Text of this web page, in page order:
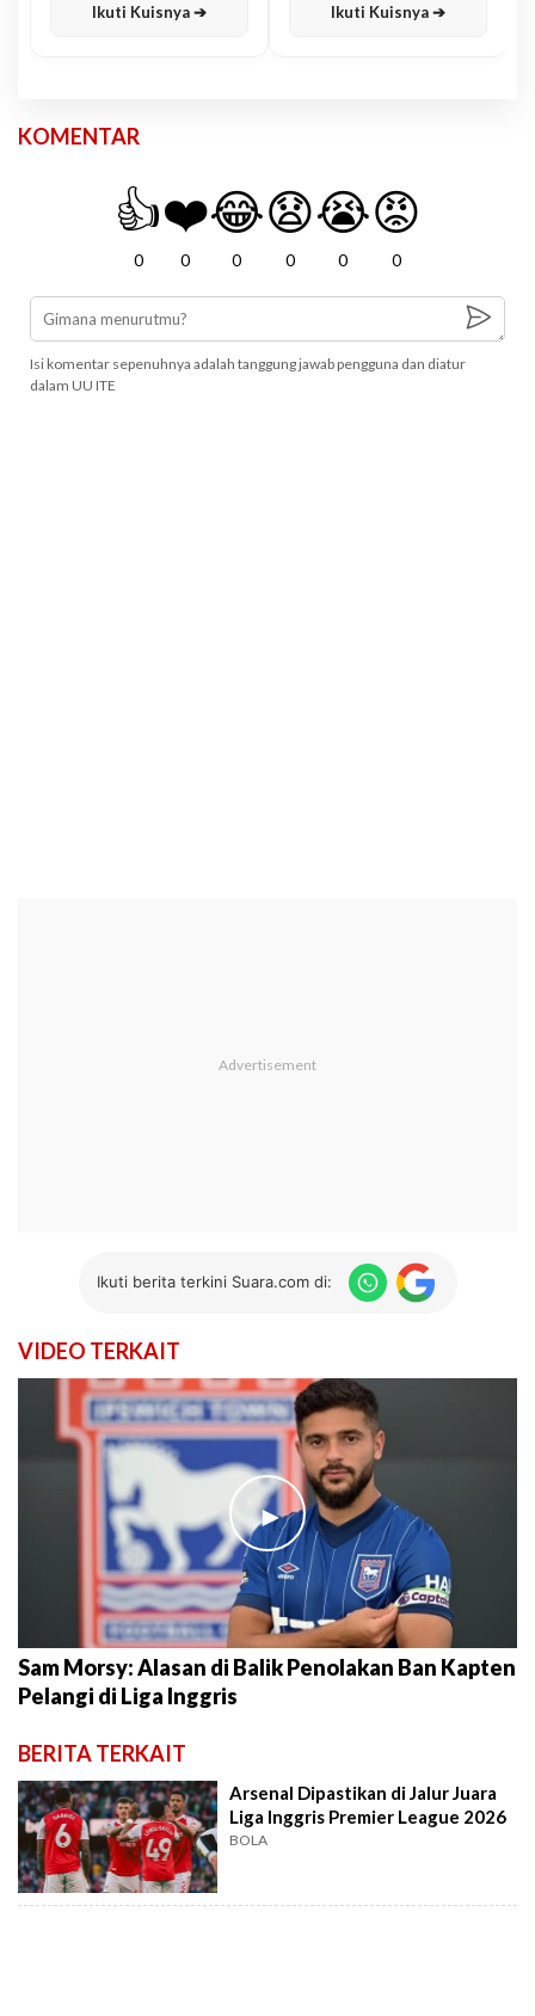
Ikuti Kuisnya ➔ Ikuti Kuisnya ➔
KOMENTAR
👍
0
❤️
0
😂
0
😧
0
😭
0
😡
0
Isi komentar sepenuhnya adalah tanggung jawab pengguna dan diatur
dalam UU ITE
Ikuti berita terkini Suara.com di:
VIDEO TERKAIT
►
Sam Morsy: Alasan di Balik Penolakan Ban Kapten
Pelangi di Liga Inggris
BERITA TERKAIT
Arsenal Dipastikan di Jalur Juara
Liga Inggris Premier League 2026
BOLA